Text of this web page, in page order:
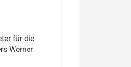
für die
Werner